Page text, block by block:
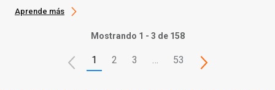
Aprende más
Mostrando 1 - 3 de 158
1 2 3 … 53